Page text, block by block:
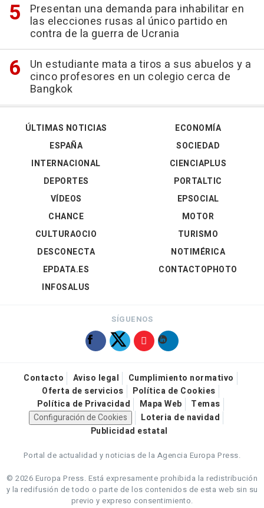
Presentan una demanda para inhabilitar en
las elecciones rusas al único partido en
contra de la guerra de Ucrania
Un estudiante mata a tiros a sus abuelos y a
cinco profesores en un colegio cerca de
Bangkok
ÚLTIMAS NOTICIAS
ESPAÑA
INTERNACIONAL
DEPORTES
VÍDEOS
ECONOMÍA
SOCIEDAD
CIENCIAPLUS
PORTALTIC
EPSOCIAL
CHANCE
CULTURAOCIO
DESCONECTA
EPDATA.ES
INFOSALUS
MOTOR
TURISMO
NOTIMÉRICA
CONTACTOPHOTO
SÍGUENOS
Contacto Aviso legal
Cumplimiento normativo
Oferta de servicios
Política de Cookies
Política de Privacidad
Mapa Web
Temas
Configuración de Cookies
Loteria de navidad
Publicidad estatal
Portal de actualidad y noticias de la Agencia Europa Press.
© 2026 Europa Press. Está expresamente prohibida la redistribución
y la redifusión de todo o parte de los contenidos de esta web sin su
previo y expreso consentimiento.